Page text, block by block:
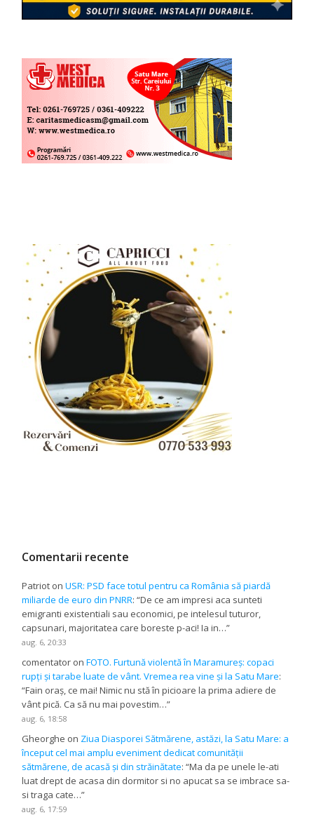
Comentarii recente
Patriot onUSR: PSD face totul pentru ca România să piardă
miliarde de euro din PNRR: “De ce am impresi aca sunteti
emigranti existentiali sau economici, pe intelesul tuturor,
capsunari, majoritatea care boreste p-aci! Ia in…”
aug. 6, 20:33
comentator onFOTO. Furtună violentă în Maramureș: copaci
rupți și tarabe luate de vânt. Vremea rea vine și la Satu Mare:
“Fain oraș, ce mai! Nimic nu stă în picioare la prima adiere de
vânt pică. Ca să nu mai povestim…”
aug. 6, 18:58
Gheorghe on Ziua Diasporei Sătmărene, astăzi, la Satu Mare: a
început cel mai amplu eveniment dedicat comunității
sătmărene, de acasă și din străinătate: “Ma da pe unele le-ati
luat drept de acasa din dormitor si no apucat sa se imbrace sa-
si traga cate…”
aug. 6, 17:59